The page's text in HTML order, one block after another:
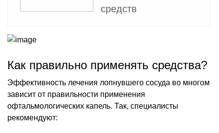
средств
Как правильно применять средства?
Эффективность лечения лопнувшего сосуда во многом
зависит от правильности применения
офтальмологических капель. Так, специалисты
рекомендуют: